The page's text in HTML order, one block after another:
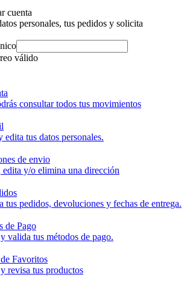
cuenta
personales, tus pedidos y solicita
válido
consultar todos tus movimientos
edita tus datos personales.
de envio
edita y/o elimina una dirección
tus pedidos, devoluciones y fechas de entrega.
de Pago
valida tus métodos de pago.
Favoritos
revisa tus productos